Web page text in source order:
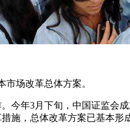
场改革总体方案。
今年3月下旬，中国证监会
施，总体改革方案已基本形